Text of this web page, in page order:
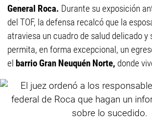
General Roca. Durante su exposición
del TOF, la defensa recalcó que la
atraviesa un cuadro de salud delicado y
permita, en forma excepcional, un
el barrio Gran Neuquén Norte, donde